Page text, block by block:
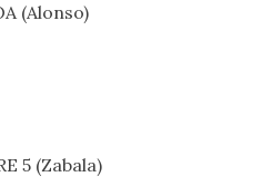
(Alonso)
5 (Zabala)